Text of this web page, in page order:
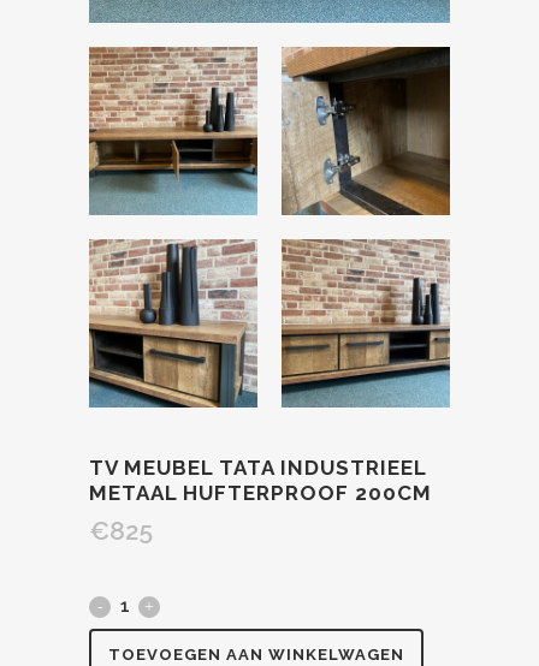
TV MEUBEL TATA INDUSTRIEEL
METAAL HUFTERPROOF 200CM
€825
TOEVOEGEN AAN WINKELWAGEN